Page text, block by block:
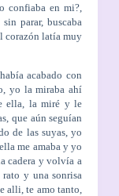
confiaba en mi?,
parar, buscaba
corazón latía muy
acabado con
yo la miraba ahí
ella, la miré y le
que aún seguían
de las suyas, yo
me amaba y yo
cadera y volvía a
y una sonrisa
alli, te amo tanto,